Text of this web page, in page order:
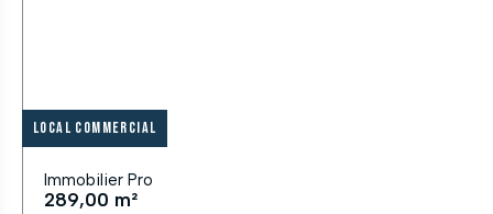
Local commercial
Immobilier Pro
289,00 m²